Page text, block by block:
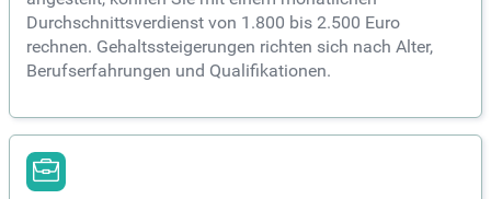
Durchschnittsverdienst von 1.800 bis 2.500 Euro
rechnen. Gehaltssteigerungen richten sich nach Alter,
Berufserfahrungen und Qualifikationen.